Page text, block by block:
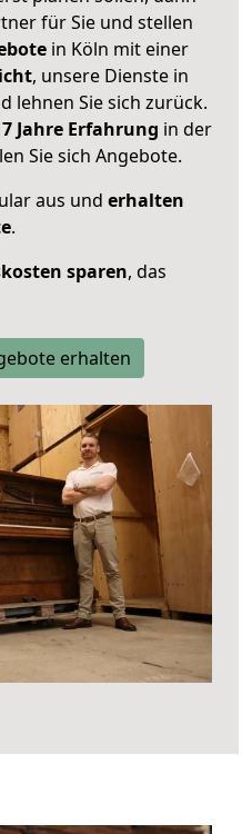
für Sie und stellen
in Köln mit einer
, unsere Dienste in
lehnen Sie sich zurück.
Jahre Erfahrung in der
Sie sich Angebote.
aus und erhalten
.
sparen, das
erhalten